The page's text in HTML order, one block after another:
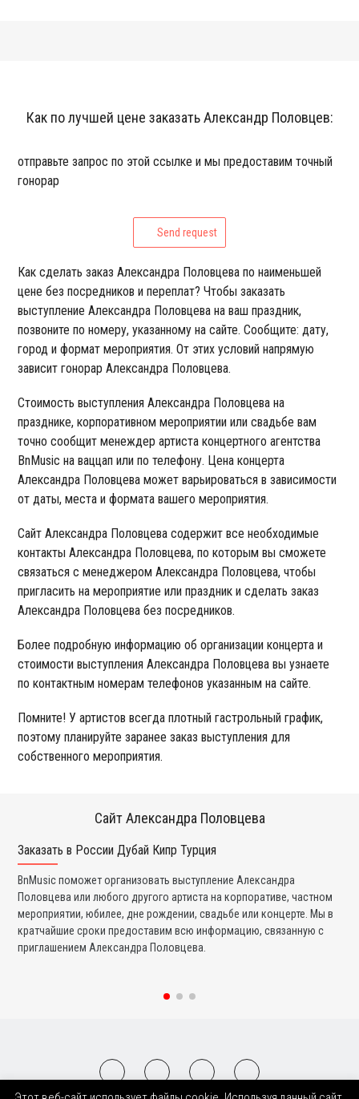
Как по лучшей цене заказать Александр Половцев:
отправьте запрос по этой ссылке и мы предоставим точный
гонорар
Send request
Как сделать заказ Александра Половцева по наименьшей
цене без посредников и переплат? Чтобы заказать
выступление Александра Половцева на ваш праздник,
позвоните по номеру, указанному на сайте. Сообщите: дату,
город и формат мероприятия. От этих условий напрямую
зависит гонорар Александра Половцева.
Стоимость выступления Александра Половцева на
празднике, корпоративном мероприятии или свадьбе вам
точно сообщит менеждер артиста концертного агентства
BnMusic на ваццап или по телефону. Цена концерта
Александра Половцева может варьироваться в зависимости
от даты, места и формата вашего мероприятия.
Сайт Александра Половцева содержит все необходимые
контакты Александра Половцева, по которым вы сможете
связаться с менеджером Александра Половцева, чтобы
пригласить на мероприятие или праздник и сделать заказ
Александра Половцева без посредников.
Более подробную информацию об организации концерта и
стоимости выступления Александра Половцева вы узнаете
по контактным номерам телефонов указанным на сайте.
Помните! У артистов всегда плотный гастрольный график,
поэтому планируйте заранее заказ выступления для
собственного мероприятия.
Сайт Александра Половцева
Заказать в России Дубай Кипр Турция
BnMusic поможет организовать выступление Александра
Половцева или любого другого артиста на корпоративе, частном
мероприятии, юбилее, дне рождении, свадьбе или концерте. Мы в
кратчайшие сроки предоставим всю информацию, связанную с
приглашением Александра Половцева.